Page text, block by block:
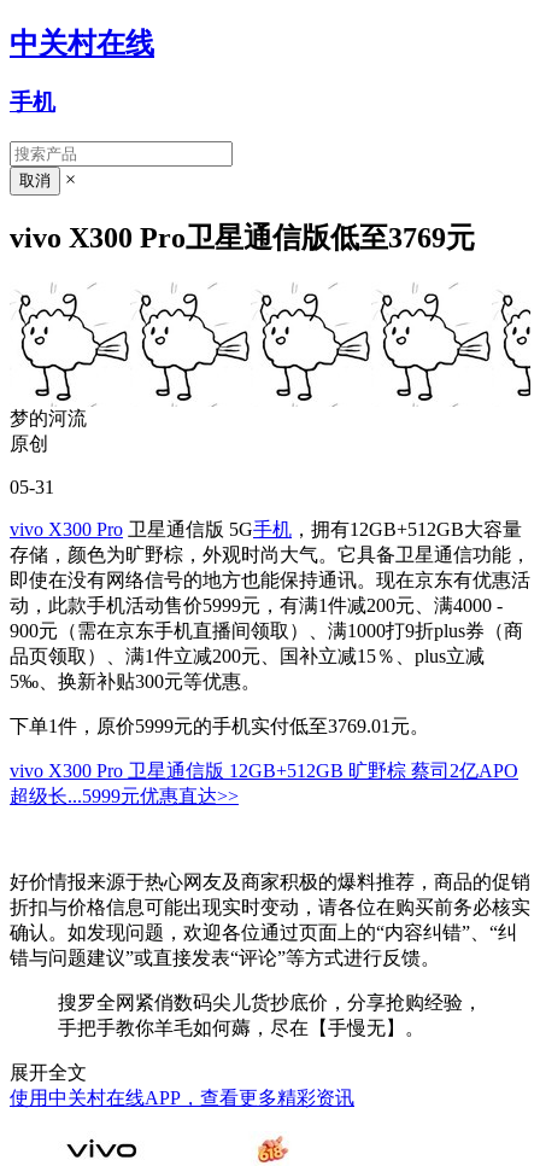
中关村在线
手机
×
vivo X300 Pro卫星通信版低至3769元
梦的河流
原创
05-31
vivo X300 Pro 卫星通信版 5G手机 ，拥有12GB+512GB大容量
存储，颜色为旷野棕，外观时尚大气。它具备卫星通信功能，
即使在没有网络信号的地方也能保持通讯。现在京东有优惠活
动，此款手机活动售价5999元，有满1件减200元、满4000 -
900元（需在京东手机直播间领取）、满1000打9折plus券（商
品页领取）、满1件立减200元、国补立减15％、plus立减
5‰、换新补贴300元等优惠。
下单1件，原价5999元的手机实付低至3769.01元。
vivo X300 Pro 卫星通信版 12GB+512GB 旷野棕 蔡司2亿APO
超级长...5999元优惠直达>>
好价情报来源于热心网友及商家积极的爆料推荐，商品的促销
折扣与价格信息可能出现实时变动，请各位在购买前务必核实
确认。如发现问题，欢迎各位通过页面上的“内容纠错”、“纠
错与问题建议”或直接发表“评论”等方式进行反馈。
搜罗全网紧俏数码尖儿货抄底价，分享抢购经验，
手把手教你羊毛如何薅，尽在【手慢无】。
展开全文
使用中关村在线APP，查看更多精彩资讯